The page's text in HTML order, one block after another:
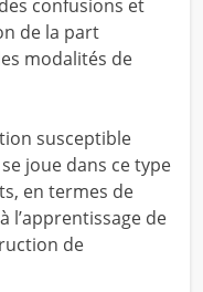
confusions et
de la part
modalités de
susceptible
joue dans ce type
en termes de
de
de